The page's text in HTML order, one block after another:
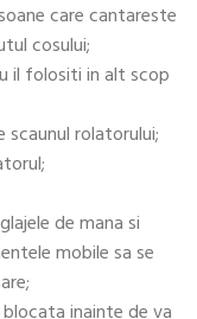
care cantareste
cosului;
il folositi in alt scop
rolatorului;
de mana si
mobile sa se